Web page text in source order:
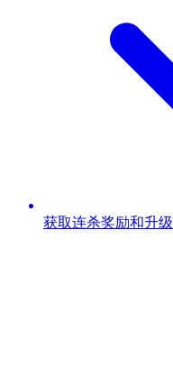
获取连杀奖励和升级